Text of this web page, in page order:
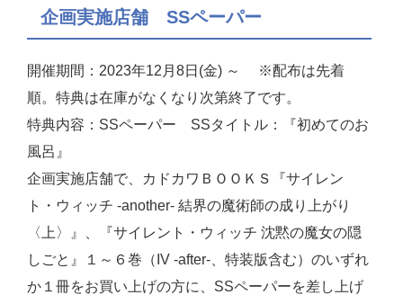
企画実施店舗 SSペーパー
開催期間：2023年12月8日(金) ～ ※配布は先着
順。特典は在庫がなくなり次第終了です。
特典内容：SSペーパー SSタイトル：『初めてのお
風呂』
企画実施店舗で、カドカワＢＯＯＫＳ『サイレン
ト・ウィッチ -another- 結界の魔術師の成り上がり
〈上〉』、『サイレント・ウィッチ 沈黙の魔女の隠
しごと』１～６巻（IV -after-、特装版含む）のいずれ
か１冊をお買い上げの方に、SSペーパーを差し上げ